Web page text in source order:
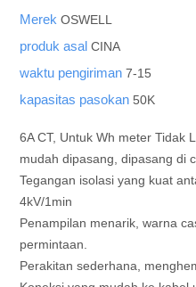
MerekOSWELL
produk asalCINA
waktu pengiriman7-15
kapasitas pasokan50K
6A CT, Untuk Wh meter Tidak
mudah dipasang, dipasang di
Tegangan isolasi yang kuat
4kV/1min
Penampilan menarik, warna
permintaan.
Perakitan sederhana,